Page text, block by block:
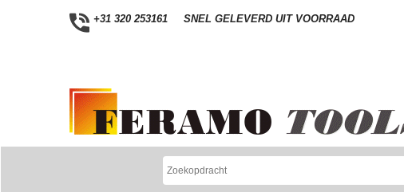
+31 320 253161 SNEL GELEVERD UIT VOORRAAD